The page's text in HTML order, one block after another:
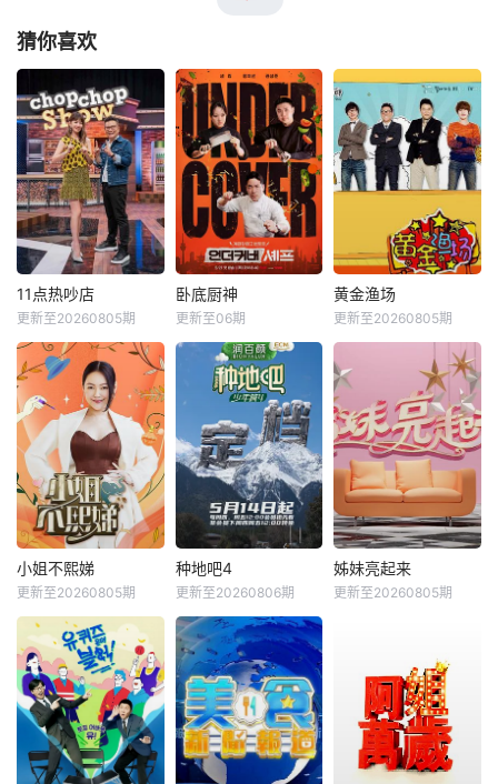
猜你喜欢
11点热吵店
更新至20260805期
卧底厨神
更新至06期
黄金渔场
更新至20260805期
小姐不熙娣
更新至20260805期
种地吧4
更新至20260806期
姊妹亮起来
更新至20260805期